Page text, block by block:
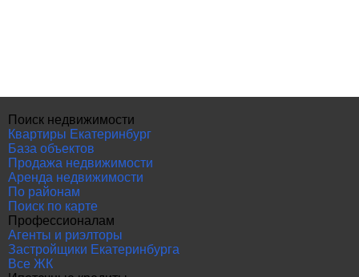
Поиск недвижимости
Квартиры Екатеринбург
База объектов
Продажа недвижимости
Аренда недвижимости
По районам
Поиск по карте
Профессионалам
Агенты и риэлторы
Застройщики Екатеринбурга
Все ЖК